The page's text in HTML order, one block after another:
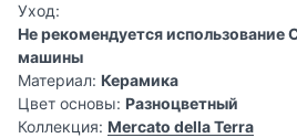
Уход:
Не рекомендуется использование
машины
Материал: Керамика
Цвет основы: Разноцветный
Коллекция: Mercato della Terra